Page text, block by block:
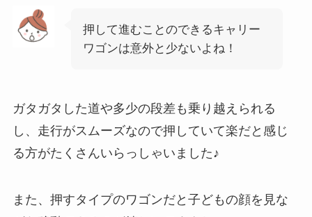
押して進むことのできるキャリー
ワゴンは意外と少ないよね！
ガタガタした道や多少の段差も乗り越えられる
し、走行がスムーズなので押していて楽だと感じ
る方がたくさんいらっしゃいました♪
また、押すタイプのワゴンだと子どもの顔を見な